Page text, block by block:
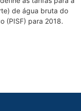
de água bruta do
(PISF) para 2018.